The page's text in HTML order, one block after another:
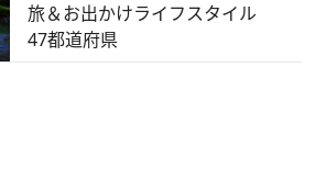
旅＆お出かけライフスタイル
47都道府県